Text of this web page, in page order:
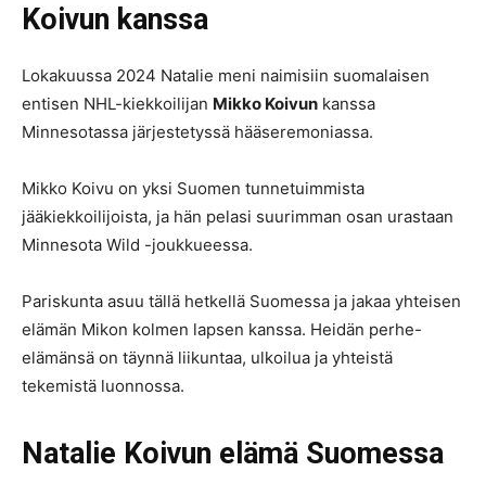
Koivun kanssa
Lokakuussa 2024 Natalie meni naimisiin suomalaisen
entisen NHL-kiekkoilijan Mikko Koivun kanssa
Minnesotassa järjestetyssä hääseremoniassa.
Mikko Koivu on yksi Suomen tunnetuimmista
jääkiekkoilijoista, ja hän pelasi suurimman osan urastaan
Minnesota Wild -joukkueessa.
Pariskunta asuu tällä hetkellä Suomessa ja jakaa yhteisen
elämän Mikon kolmen lapsen kanssa. Heidän perhe-
elämänsä on täynnä liikuntaa, ulkoilua ja yhteistä
tekemistä luonnossa.
Natalie Koivun elämä Suomessa